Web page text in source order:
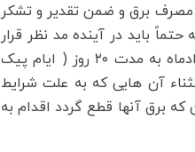
برق و ضمن تقدیر و تشکر
باید در آینده مد نظر قرار
گیرد.وی افزود: در شرایط فعلی به اتفاق آراء مصوب شد که از تاریخ چهارشنبه 3 مردادماه به مدت ۲۰ روز ( ایام پیک
از ساعت ۱۳ الی ۱۷ همه صنوف به استثناء آن هایی که به علت شرایط
برق آنها قطع گردد اقدام به